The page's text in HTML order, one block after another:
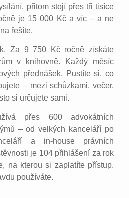
přitom stojí přes tři tisíce
je 15 000 Kč a víc – a ne
řešíte.
Za 9 750 Kč ročně získáte
v knihovně. Každý měsíc
přednášek. Pustíte si, co
– mezi schůzkami, večer,
si určujete sami.
přes 600 advokátních
– od velkých kanceláří po
a in-house právních
je 104 přihlášení za rok
na kterou si zaplatíte přístup.
používáte.